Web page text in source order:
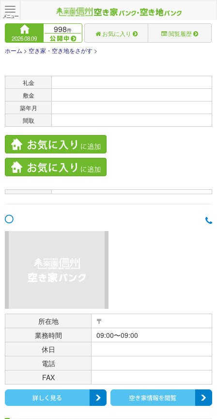
Toggle
navigation
メニュー
2026.08.09
998件 お気に入り 閲覧履歴
ホーム > 空き家・空き地をさがす >
礼金
敷金
築年月
間取
所在地
〒
業務時間
09:00〜09:00
休日
電話
FAX